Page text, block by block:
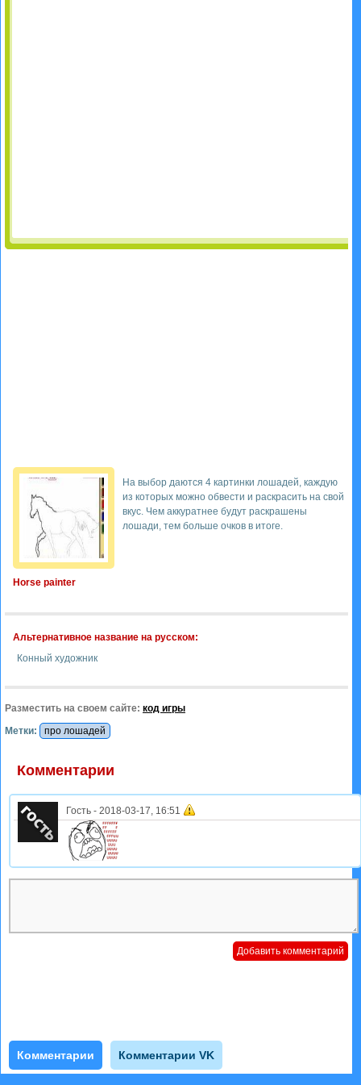
Horse painter
На выбор даются 4 картинки лошадей, каждую
из которых можно обвести и раскрасить на свой
вкус. Чем аккуратнее будут раскрашены
лошади, тем больше очков в итоге.
Альтернативное название на русском:
Конный художник
Разместить на своем сайте: код игры
Метки:
про лошадей
Комментарии
Гость - 2018-03-17, 16:51
Комментарии Комментарии VK